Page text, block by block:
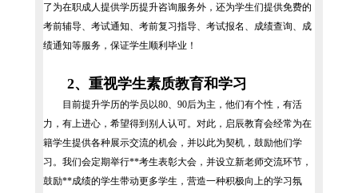
了为在职成人提供学历提升咨询服务外，还为学生们提供免费的
考前辅导、考试通知、考前复习指导、考试报名、成绩查询、成
绩通知等服务，保证学生顺利毕业！
2、重视学生素质教育和学习
目前提升学历的学员以80、90后为主，他们有个性，有活
力，有上进心，希望得到别人认可。对此，启辰教育会经常为在
籍学生提供各种展示交流的机会，并以此为契机，鼓励他们学
习。我们会定期举行**考生表彰大会，并设立新老师交流环节，
鼓励**成绩的学生带动更多学生，营造一种积极向上的学习氛